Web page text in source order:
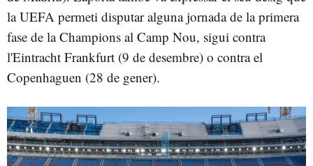
la UEFA permeti disputar alguna jornada de la primera
fase de la Champions al Camp Nou, sigui contra
l'Eintracht Frankfurt (9 de desembre) o contra el
Copenhaguen (28 de gener).